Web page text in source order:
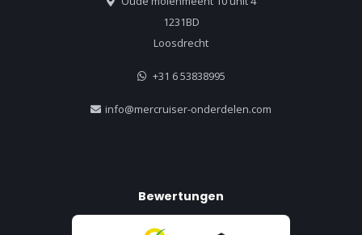
1231BD
Loosdrecht
+31 6 53838995
info@mercruiser-onderdelen.com
Bewertungen